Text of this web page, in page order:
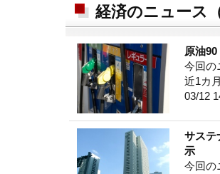
経済のニュース
原油
今回の
近1カ
03/12
サステ
示
今回の